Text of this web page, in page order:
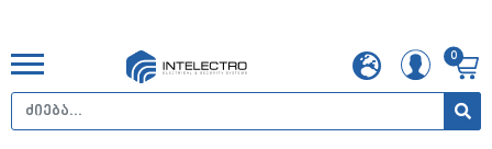
0